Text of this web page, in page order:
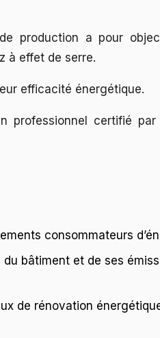
production a pour
à effet de serre.
efficacité énergétique.
professionnel certifié par
consommateurs
bâtiment et de ses
de rénovation